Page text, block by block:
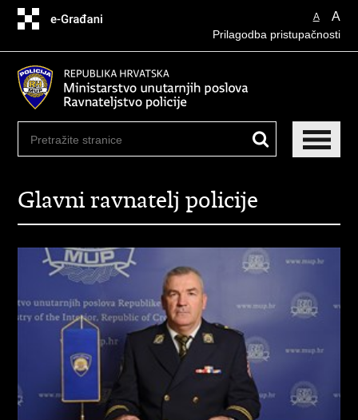
sadržaj
A A
Prilagodba pristupačnosti
Glavni ravnatelj policije